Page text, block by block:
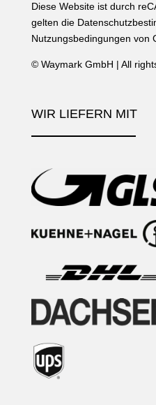
WIR LIEFERN MIT
Diese Website ist durch
gelten die
Nutzungsbedingungen von
© Waymark GmbH | All